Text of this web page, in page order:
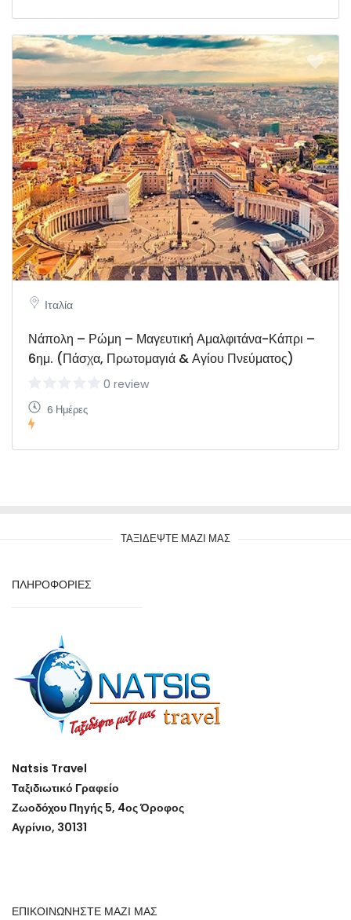
Ιταλία
Νάπολη – Ρώμη – Μαγευτική Αμαλφιτάνα-Κάπρι –
6ημ. (Πάσχα, Πρωτομαγιά & Αγίου Πνεύματος)
0 review
6 Ημέρες
ΤΑΞΙΔΕΨΤΕ ΜΑΖΙ ΜΑΣ
ΠΛΗΡΟΦΟΡΙΕΣ
Natsis Travel
Ταξιδιωτικό Γραφείο
Ζωοδόχου Πηγής 5, 4ος Όροφος
Αγρίνιο, 30131
ΕΠΙΚΟΙΝΩΝΗΣΤΕ ΜΑΖΙ ΜΑΣ